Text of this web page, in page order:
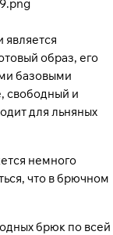
образ, его
базовыми
свободный и
для льняных
немного
что в брючном
брюк по всей